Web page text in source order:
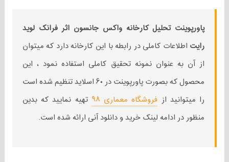
پاورپوینت تحلیل کارخانه واکس جانسون اثر فرانک لوید
رایت اطلاعات کاملی در رابطه با این کارخانه دارد که میتوان
از آن به عنوان نمونه تحقیق کاملی استفاده نمود ، این
محصول که بصورت پاورپوینت در ۶۰ اسلاید تنظیم شده است
را میتوانید از فروشگاه معماری ۹۸
تهیه نمایید که بدین
منظور در ادامه لینک خرید و دانلود آنی ارائه شده است.